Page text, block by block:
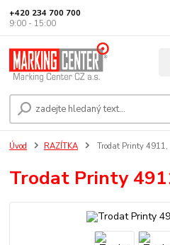
+420 234 700 700
9:00 - 15:00
Úvod RAZÍTKA Trodat Printy
Trodat Printy